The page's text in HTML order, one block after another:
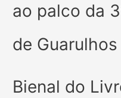
ao palco da
de Guarulhos
Bienal do